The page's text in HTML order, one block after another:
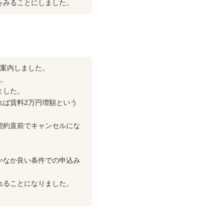
ることにしました。
内しました。
た。
賃料2万円増額という
直前でキャンセルにな
か良い条件での申込み
ことになりました。